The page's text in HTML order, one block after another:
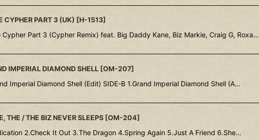
CYPHER PART 3 (UK) [H-1513]
Cypher Part 3 (Cypher Remix) feat. Big Daddy Kane, Biz Markie, Craig G, Roxa…
IMPERIAL DIAMOND SHELL [OM-207]
Imperial Diamond Shell (Edit) SIDE-B 1.Grand Imperial Diamond Shell (A…
THE / THE BIZ NEVER SLEEPS [OM-204]
2.Check It Out 3.The Dragon 4.Spring Again 5.Just A Friend 6.She…